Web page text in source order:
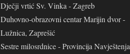
Dječji vrtić Sv. Vinka - Zagreb
Duhovno-obrazovni centar Marijin dvor -
Lužnica, Zaprešić
Sestre milosrdnice - Provincija Navještenja